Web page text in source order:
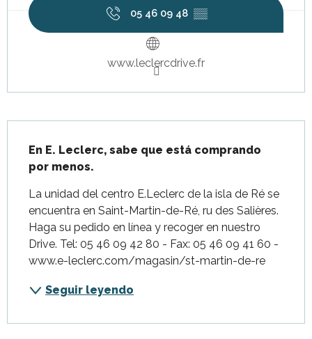
05 46 09 48 ▒▒
www.leclercdrive.fr
En E. Leclerc, sabe que está comprando
por menos.
La unidad del centro E.Leclerc de la isla de Ré se
encuentra en Saint-Martin-de-Ré, ru des Salières.
Haga su pedido en línea y recoger en nuestro
Drive. Tel: 05 46 09 42 80 - Fax: 05 46 09 41 60 -
www.e-leclerc.com/magasin/st-martin-de-re
Seguir leyendo